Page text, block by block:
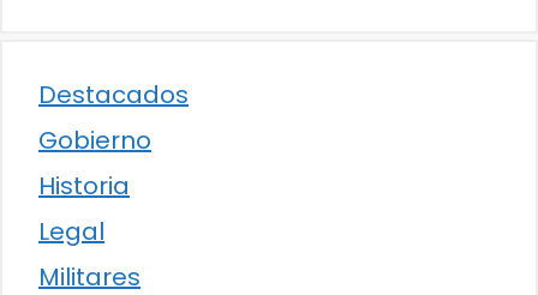
Destacados
Gobierno
Historia
Legal
Militares